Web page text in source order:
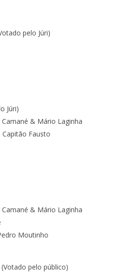
pelo Júri)
Júri)
& Mário Laginha
Fausto
& Mário Laginha
Moutinho
pelo público)